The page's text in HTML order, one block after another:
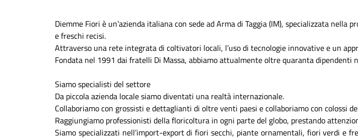
Diemme Fiori è un’azienda italiana con sede ad Arma di Taggia (IM), specializzata
e freschi recisi.
Attraverso una rete integrata di coltivatori locali, l’uso di tecnologie innovative e un
Fondata nel 1991 dai fratelli Di Massa, abbiamo attualmente oltre quaranta dipendenti
Siamo specialisti del settore
Da piccola azienda locale siamo diventati una realtà internazionale.
Collaboriamo con grossisti e dettaglianti di oltre venti paesi e collaboriamo con colossi
Raggiungiamo professionisti della floricoltura in ogni parte del globo, prestando
Siamo specializzati nell’import-export di fiori secchi, piante ornamentali, fiori verdi e